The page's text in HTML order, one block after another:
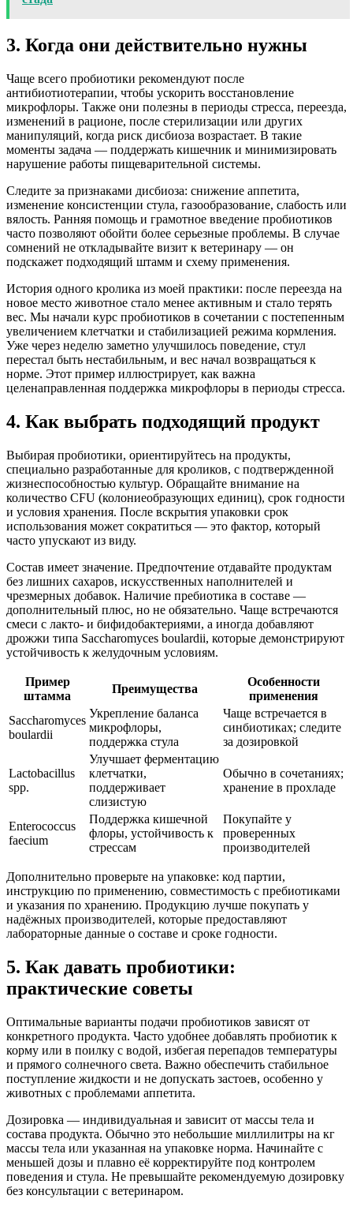
3. Когда они действительно нужны
Чаще всего пробиотики рекомендуют после
антибиотиотерапии, чтобы ускорить восстановление
микрофлоры. Также они полезны в периоды стресса, переезда,
изменений в рационе, после стерилизации или других
манипуляций, когда риск дисбиоза возрастает. В такие
моменты задача — поддержать кишечник и минимизировать
нарушение работы пищеварительной системы.
Следите за признаками дисбиоза: снижение аппетита,
изменение консистенции стула, газообразование, слабость или
вялость. Ранняя помощь и грамотное введение пробиотиков
часто позволяют обойти более серьезные проблемы. В случае
сомнений не откладывайте визит к ветеринару — он
подскажет подходящий штамм и схему применения.
История одного кролика из моей практики: после переезда на
новое место животное стало менее активным и стало терять
вес. Мы начали курс пробиотиков в сочетании с постепенным
увеличением клетчатки и стабилизацией режима кормления.
Уже через неделю заметно улучшилось поведение, стул
перестал быть нестабильным, и вес начал возвращаться к
норме. Этот пример иллюстрирует, как важна
целенаправленная поддержка микрофлоры в периоды стресса.
4. Как выбрать подходящий продукт
Выбирая пробиотики, ориентируйтесь на продукты,
специально разработанные для кроликов, с подтвержденной
жизнеспособностью культур. Обращайте внимание на
количество CFU (колониеобразующих единиц), срок годности
и условия хранения. После вскрытия упаковки срок
использования может сократиться — это фактор, который
часто упускают из виду.
Состав имеет значение. Предпочтение отдавайте продуктам
без лишних сахаров, искусственных наполнителей и
чрезмерных добавок. Наличие пребиотика в составе —
дополнительный плюс, но не обязательно. Чаще встречаются
смеси с лакто‑ и бифидобактериями, а иногда добавляют
дрожжи типа Saccharomyces boulardii, которые демонстрируют
устойчивость к желудочным условиям.
Пример
штамма
Преимущества
Особенности
применения
Saccharomyces
boulardii
Укрепление баланса
микрофлоры,
поддержка стула
Чаще встречается в
синбиотиках; следите
за дозировкой
Lactobacillus
spp.
Улучшает ферментацию
клетчатки,
поддерживает
слизистую
Обычно в сочетаниях;
хранение в прохладе
Enterococcus
faecium
Поддержка кишечной
флоры, устойчивость к
стрессам
Покупайте у
проверенных
производителей
Дополнительно проверьте на упаковке: код партии,
инструкцию по применению, совместимость с пребиотиками
и указания по хранению. Продукцию лучше покупать у
надёжных производителей, которые предоставляют
лабораторные данные о составе и сроке годности.
5. Как давать пробиотики:
практические советы
Оптимальные варианты подачи пробиотиков зависят от
конкретного продукта. Часто удобнее добавлять пробиотик к
корму или в поилку с водой, избегая перепадов температуры
и прямого солнечного света. Важно обеспечить стабильное
поступление жидкости и не допускать застоев, особенно у
животных с проблемами аппетита.
Дозировка — индивидуальная и зависит от массы тела и
состава продукта. Обычно это небольшие миллилитры на кг
массы тела или указанная на упаковке норма. Начинайте с
меньшей дозы и плавно её корректируйте под контролем
поведения и стула. Не превышайте рекомендуемую дозировку
без консультации с ветеринаром.